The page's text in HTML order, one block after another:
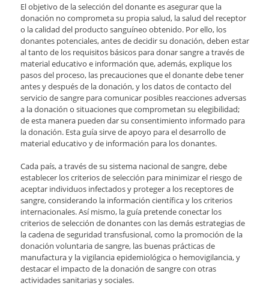
El objetivo de la selección del donante es asegurar que la
donación no comprometa su propia salud, la salud del receptor
o la calidad del producto sanguíneo obtenido. Por ello, los
donantes potenciales, antes de decidir su donación, deben estar
al tanto de los requisitos básicos para donar sangre a través de
material educativo e información que, además, explique los
pasos del proceso, las precauciones que el donante debe tener
antes y después de la donación, y los datos de contacto del
servicio de sangre para comunicar posibles reacciones adversas
a la donación o situaciones que comprometan su elegibilidad;
de esta manera pueden dar su consentimiento informado para
la donación. Esta guía sirve de apoyo para el desarrollo de
material educativo y de información para los donantes.
Cada país, a través de su sistema nacional de sangre, debe
establecer los criterios de selección para minimizar el riesgo de
aceptar individuos infectados y proteger a los receptores de
sangre, considerando la información científica y los criterios
internacionales. Así mismo, la guía pretende conectar los
criterios de selección de donantes con las demás estrategias de
la cadena de seguridad transfusional, como la promoción de la
donación voluntaria de sangre, las buenas prácticas de
manufactura y la vigilancia epidemiológica o hemovigilancia, y
destacar el impacto de la donación de sangre con otras
actividades sanitarias y sociales.